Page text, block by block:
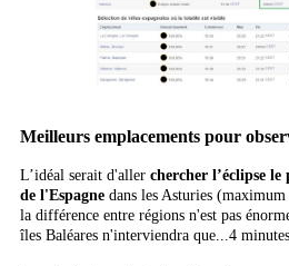
Meilleurs emplacements pour
L’idéal serait d'aller chercher l’éclipse
de l'Espagne dans les Asturies
la différence entre régions n'est pas
îles Baléares n'interviendra que...4